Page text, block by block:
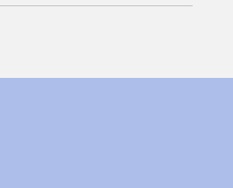
- Detail Report,
योगी